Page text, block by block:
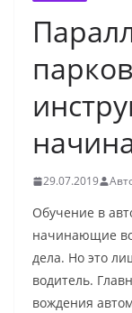
29.07.2019
Обучение в
начинающие
дела. Но это
водитель.
вождения